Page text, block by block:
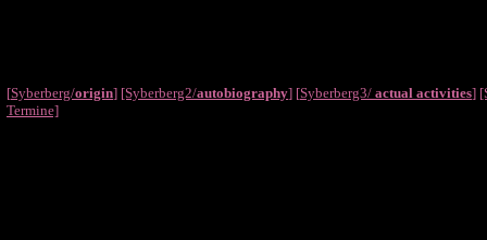
[Syberberg/origin] [Syberberg2/autobiography] [Syberberg3/ actual activities]
Termine]